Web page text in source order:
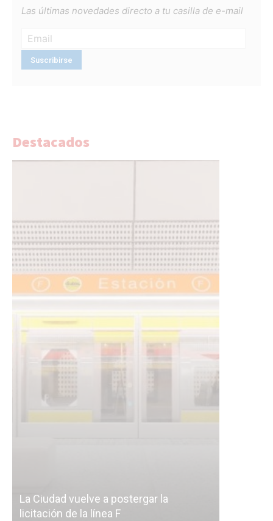
Las últimas novedades directo a tu casilla de e-mail
Destacados
La Ciudad vuelve a postergar la
licitación de la línea F